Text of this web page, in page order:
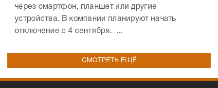
через смартфон, планшет или другие
устройства. В компании планируют начать
отключение с 4 сентября. ...
СМОТРЕТЬ ЕЩЁ